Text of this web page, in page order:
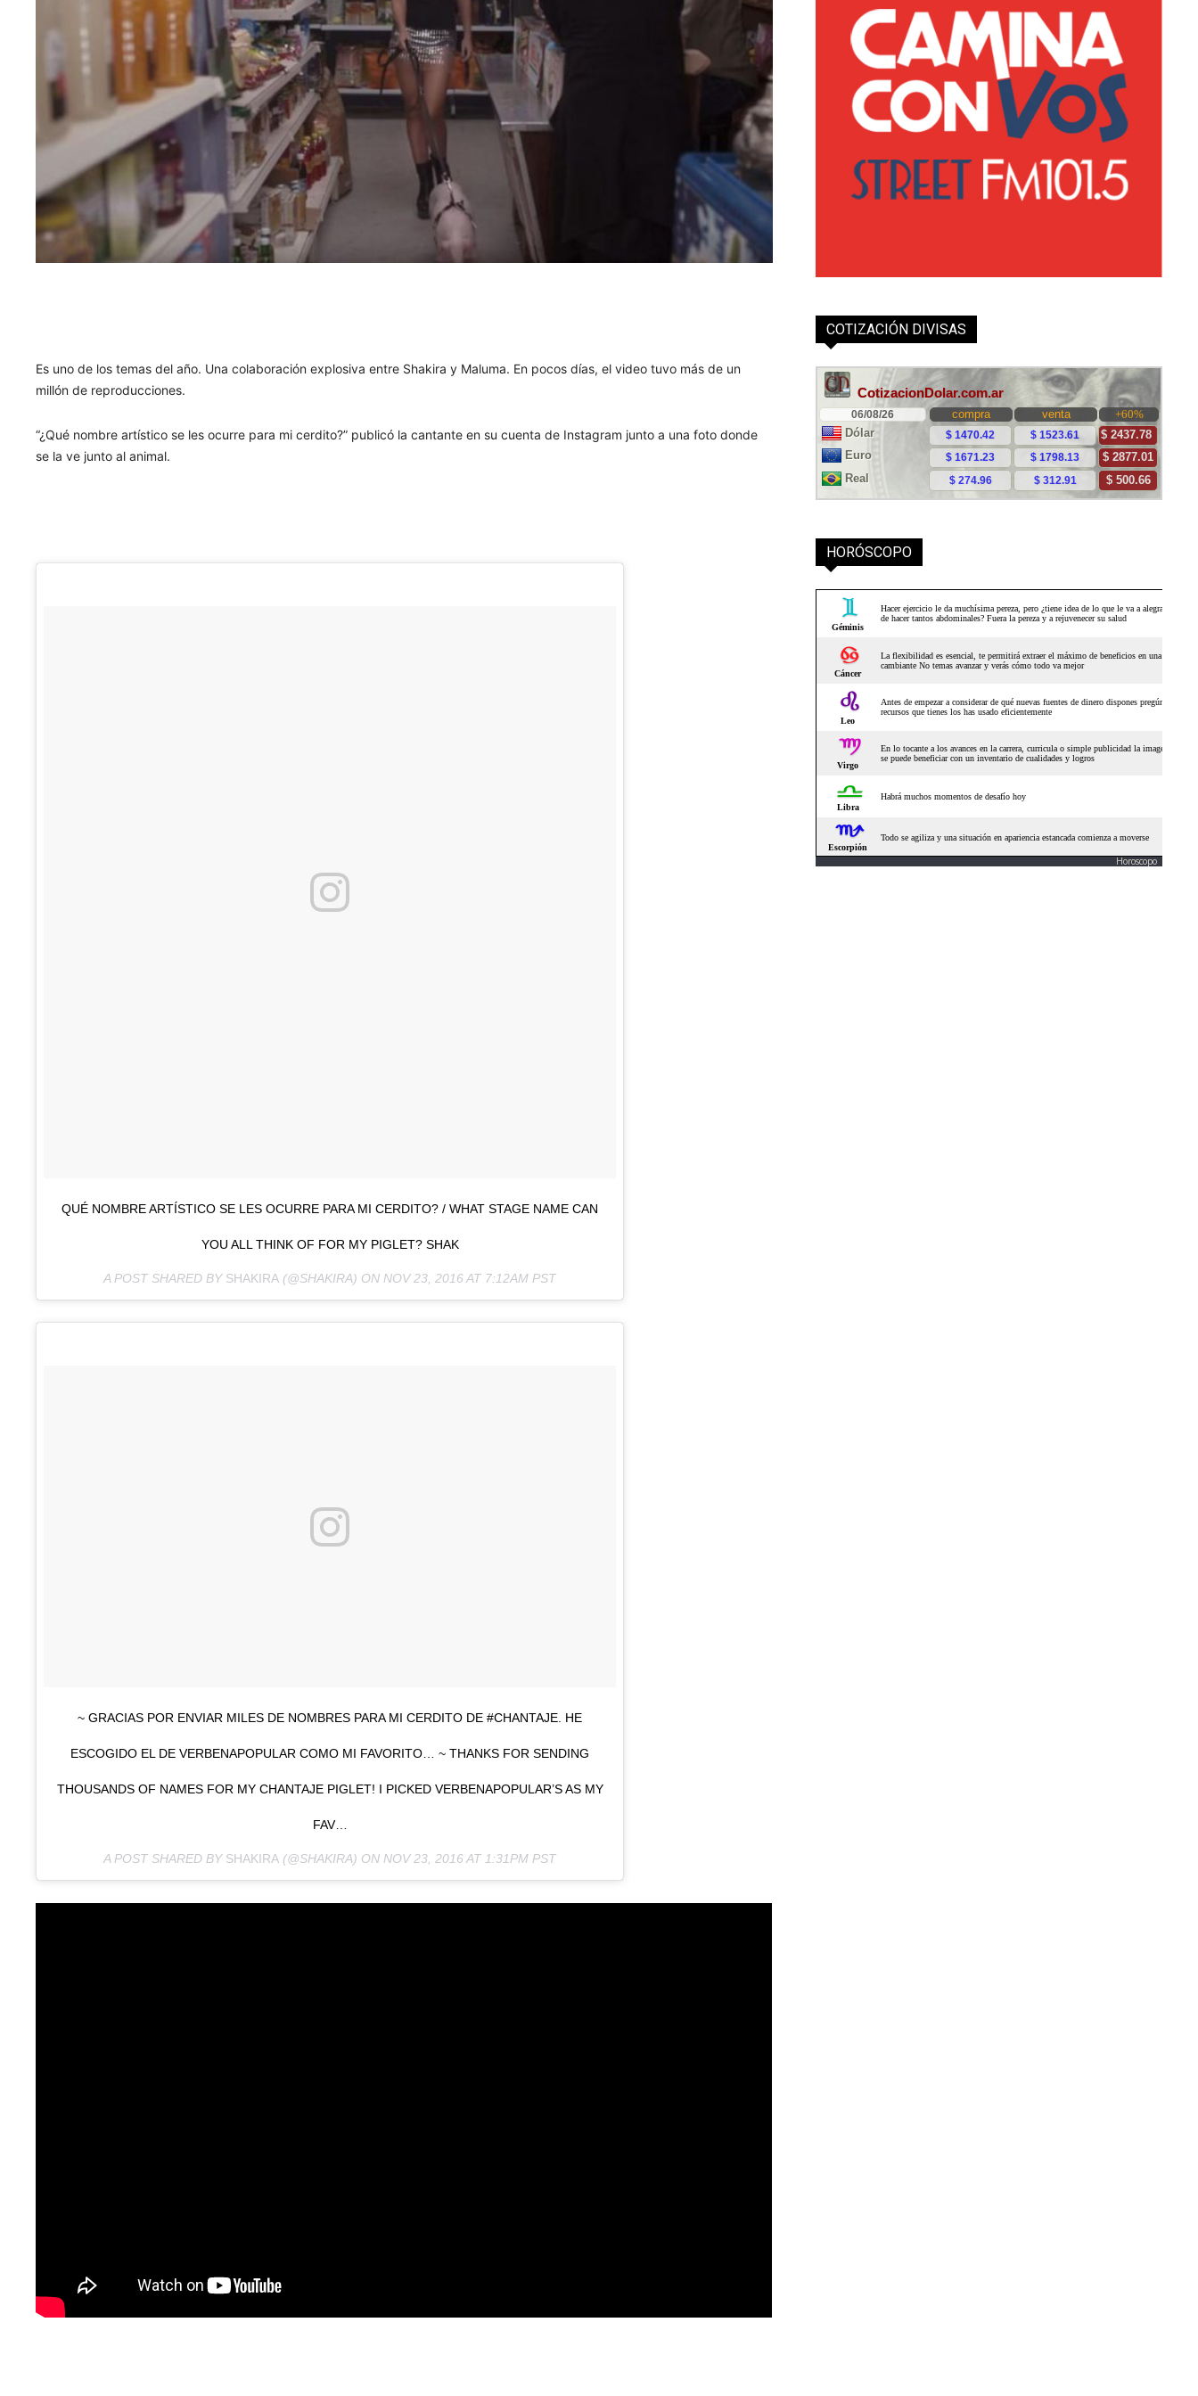
Es uno de los temas del año. Una colaboración explosiva entre Shakira y Maluma. En pocos días, el video tuvo más de un
millón de reproducciones.
“¿Qué nombre artístico se les ocurre para mi cerdito?” publicó la cantante en su cuenta de Instagram junto a una foto donde
se la ve junto al animal.
QUÉ NOMBRE ARTÍSTICO SE LES OCURRE PARA MI CERDITO? / WHAT STAGE NAME CAN
YOU ALL THINK OF FOR MY PIGLET? SHAK
A POST SHARED BY SHAKIRA (@SHAKIRA) ON NOV 23, 2016 AT 7:12AM PST
~ GRACIAS POR ENVIAR MILES DE NOMBRES PARA MI CERDITO DE #CHANTAJE. HE
ESCOGIDO EL DE VERBENAPOPULAR COMO MI FAVORITO… ~ THANKS FOR SENDING
THOUSANDS OF NAMES FOR MY CHANTAJE PIGLET! I PICKED VERBENAPOPULAR’S AS MY
FAV…
A POST SHARED BY SHAKIRA (@SHAKIRA) ON NOV 23, 2016 AT 1:31PM PST
COTIZACIÓN DIVISAS
HORÓSCOPO
Horoscopo